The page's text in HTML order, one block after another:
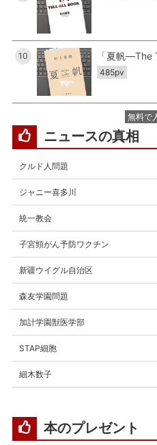
10 「夏帆―The
485pv
無料で
ニュースの真相
クルド人問題
ジャニー喜多川
統一教会
子宮頸がん予防ワクチン
新疆ウイグル自治区
森友学園問題
加計学園獣医学部
STAP細胞
細木数子
本のプレゼント